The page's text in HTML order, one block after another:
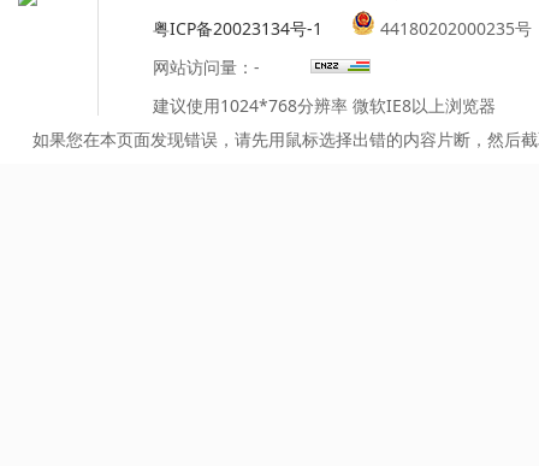
粤ICP备20023134号-1
44180202000235号
网站访问量： -
建议使用1024*768分辨率 微软IE8以上浏览器
如果您在本页面发现错误，请先用鼠标选择出错的内容片断，然后